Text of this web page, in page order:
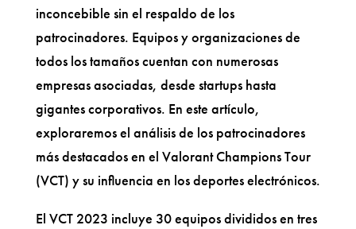
inconcebible sin el respaldo de los
patrocinadores. Equipos y organizaciones de
todos los tamaños cuentan con numerosas
empresas asociadas, desde startups hasta
gigantes corporativos. En este artículo,
exploraremos el análisis de los patrocinadores
más destacados en el Valorant Champions Tour
(VCT) y su influencia en los deportes electrónicos.
El VCT 2023 incluye 30 equipos divididos en tres